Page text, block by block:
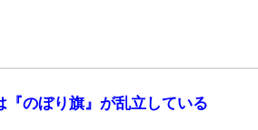
『のぼり旗』が乱立している